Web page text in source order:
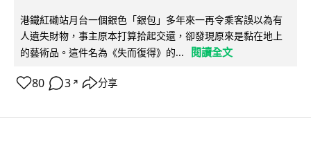
港鐵紅磡站月台一個銀色「銀包」多年來一再令乘客誤以為有
人遺失財物，事主原本打算拾起交還，卻發現原來是黏在地上
的藝術品。這件名為《失而復得》的...
閱讀全文
80 3 ↗ 分享